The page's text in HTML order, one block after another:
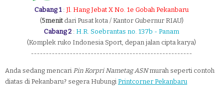
Cabang 1 : Jl. Hang Jebat X No. 1e Gobah Pekanbaru
(5menitdari Pusat kota / Kantor Gubernur RIAU)
Cabang 2 : H.R. Soebrantas no. 137b - Panam
(Komplek ruko Indonesia Sport, depan jalan cipta karya)
------------------------------------------------------
Anda sedang mencari Pin Korpri Nametag ASNmurah seperti contoh
diatas di Pekanbaru? segera Hubungi Printcorner Pekanbaru